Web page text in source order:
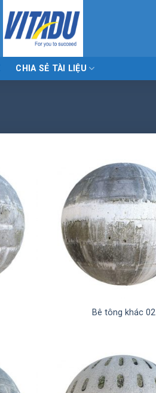
CHIA SẺ TÀI LIỆU
Bê tông khác 02